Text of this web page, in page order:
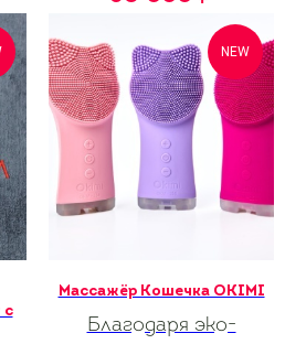
с
NEW
Массажёр Кошечка OKIMI
Благодаря эко-